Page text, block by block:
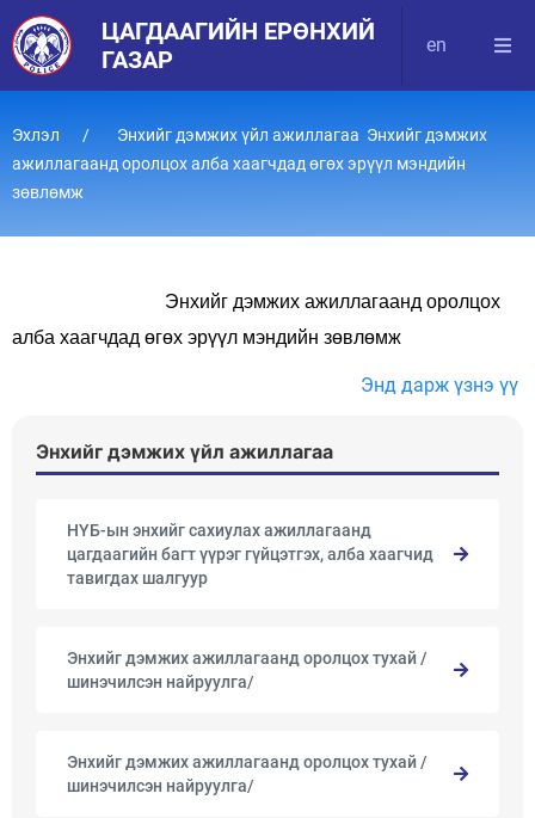
ЦАГДААГИЙН ЕРӨНХИЙ
ГАЗАР
en
Эхлэл
Энхийг дэмжих үйл ажиллагаа Энхийг дэмжих
ажиллагаанд оролцох алба хаагчдад өгөх эрүүл мэндийн
зөвлөмж
Энхийг дэмжих ажиллагаанд оролцох
алба хаагчдад өгөх эрүүл мэндийн зөвлөмж
Энд дарж үзнэ үү
Энхийг дэмжих үйл ажиллагаа
НҮБ-ын энхийг сахиулах ажиллагаанд
цагдаагийн багт үүрэг гүйцэтгэх, алба хаагчид
тавигдах шалгуур
Энхийг дэмжих ажиллагаанд оролцох тухай /
шинэчилсэн найруулга/
Энхийг дэмжих ажиллагаанд оролцох тухай /
шинэчилсэн найруулга/